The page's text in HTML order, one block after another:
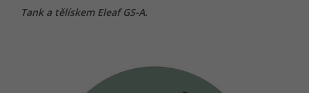
Tank a tělískem Eleaf GS-A.